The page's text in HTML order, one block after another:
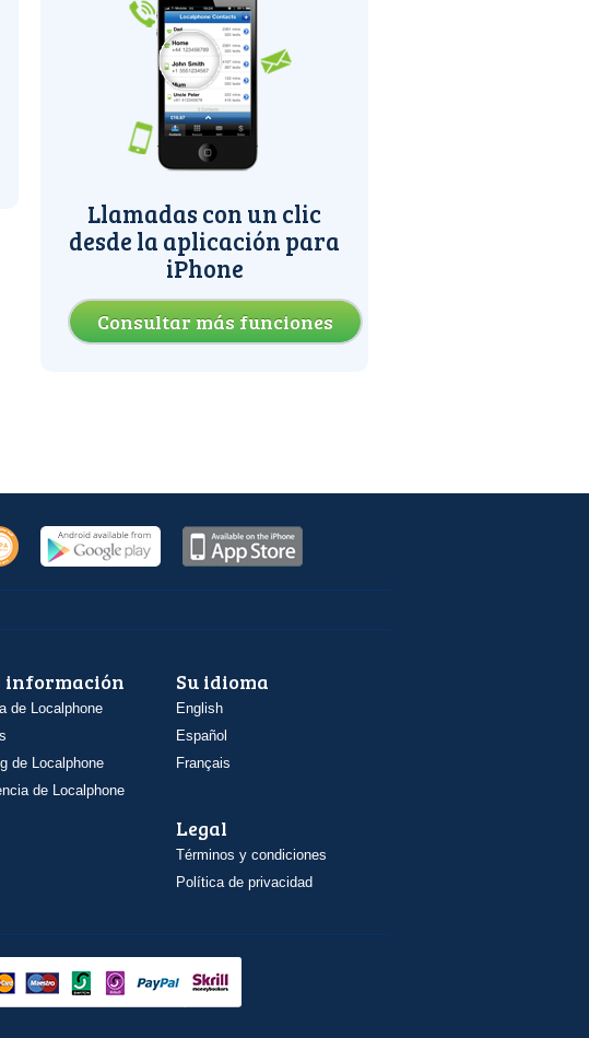
Llamadas con un clic
desde la aplicación para
iPhone
Consultar más funciones
información
de Localphone
de Localphone
de Localphone
Su idioma
English
Español
Français
Legal
Términos y condiciones
Política de privacidad